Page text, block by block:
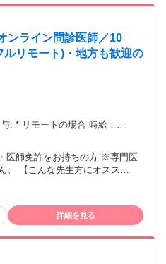
ンライン問診医師／10
ルリモート)・地方も歓迎の
給：
シフトで働ける方優遇
スス
化を図りたい、 クリニックの後
平日休みに働きたい方 ⭐美容ク
児等で現場を離れており、 ブラ
詳細を見る